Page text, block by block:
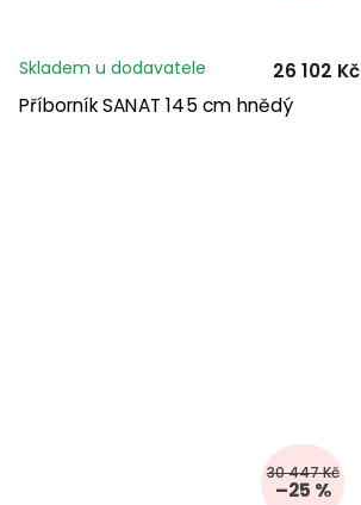
Příborník SANAT 145 cm hnědý
Skladem u dodavatele 26 102 Kč
30 447 Kč
–25 %